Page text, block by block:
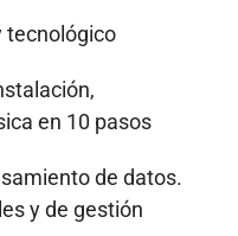
tecnológico
en 10 pasos
de datos.
y de gestión